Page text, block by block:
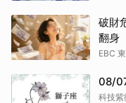
破財
翻身
EBC
08/
科技紫